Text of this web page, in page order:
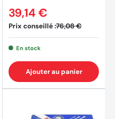
Prix conseillé :76,08 €
39,14 €
En stock
Ajouter au panier